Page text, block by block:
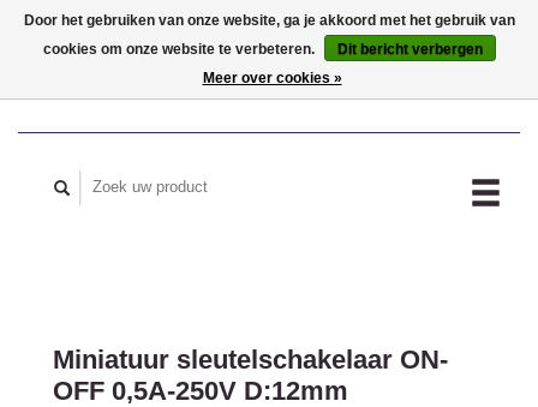
MIJN ACCOUNT
Miniatuur sleutelschakelaar ON-
OFF 0,5A-250V D:12mm
Door het gebruiken van onze website, ga je akkoord met het gebruik van
cookies om onze website te verbeteren.
Dit bericht verbergen
Meer over cookies »